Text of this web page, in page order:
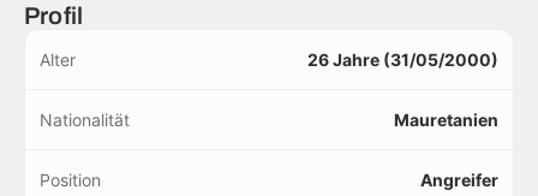
Profil
Alter 26 Jahre (31/05/2000)
Nationalität Mauretanien
Position Angreifer